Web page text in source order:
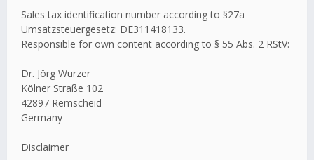
Sales tax identification number according to §27a
Umsatzsteuergesetz: DE311418133.
Responsible for own content according to § 55 Abs. 2 RStV:
Dr. Jörg Wurzer
Kölner Straße 102
42897 Remscheid
Germany
Disclaimer